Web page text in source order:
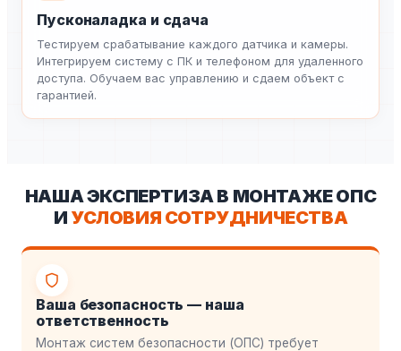
Пусконаладка и сдача
Тестируем срабатывание каждого датчика и камеры.
Интегрируем систему с ПК и телефоном для удаленного
доступа. Обучаем вас управлению и сдаем объект с
гарантией.
НАША ЭКСПЕРТИЗА В МОНТАЖЕ ОПС
И УСЛОВИЯ СОТРУДНИЧЕСТВА
Ваша безопасность — наша
ответственность
Монтаж систем безопасности (ОПС) требует